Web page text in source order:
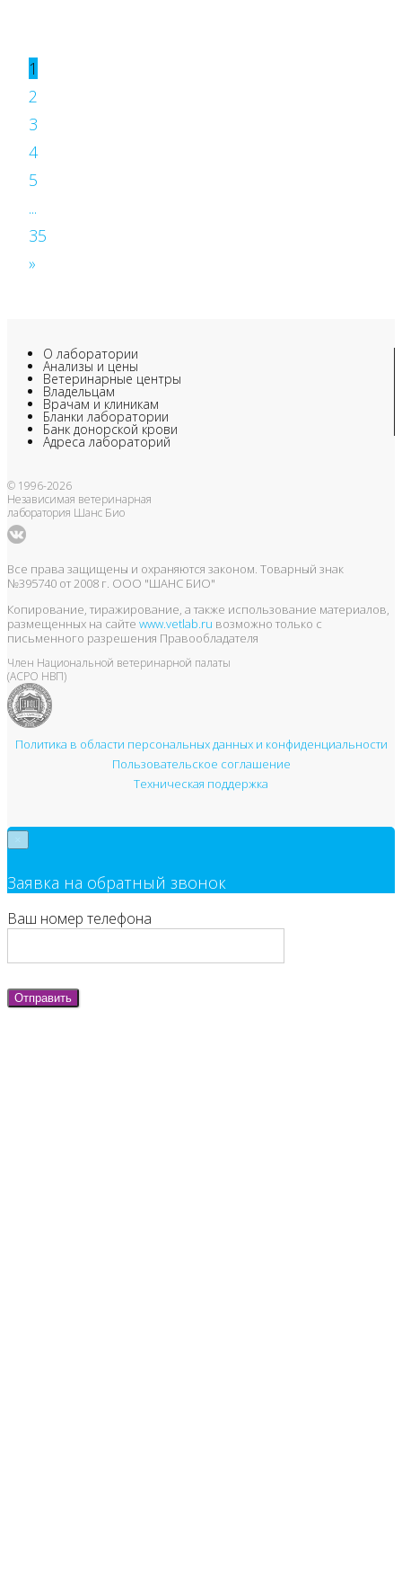
1
2
3
4
5
...
35
»
О лаборатории
Анализы и цены
Ветеринарные центры
Владельцам
Врачам и клиникам
Бланки лаборатории
Банк донорской крови
Адреса лабораторий
© 1996-2026
Независимая ветеринарная
лаборатория Шанс Био
Все права защищены и охраняются законом. Товарный знак
№395740 от 2008 г. ООО "ШАНС БИО"
Копирование, тиражирование, а также использование материалов,
размещенных на сайте www.vetlab.ru возможно только с
письменного разрешения Правообладателя
Член Национальной ветеринарной палаты
(АСРО НВП)
Политика в области персональных данных и конфиденциальности
Пользовательское соглашение
Техническая поддержка
Заявка на обратный звонок
Ваш номер телефона
Отправить